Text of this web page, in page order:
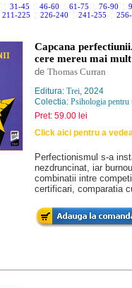
31-45 46-60 61-75 76-90
211-225 226-240 241-255
Capcana
cere mereu mai mult
de Thomas Curran
Editura: Trei, 2024
Colectia: Psihologia pentru
Pret: 59.00 lei
Click aici pentru a
Perfectionismul s-a
nezdruncinat, iar
combinatii intre
certificari, comparatia